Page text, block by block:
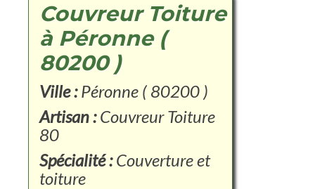
Couvreur Toiture
à Péronne (
80200 )
Ville :Péronne ( 80200 )
Artisan :Couvreur Toiture
80
Spécialité :Couverture et
toiture